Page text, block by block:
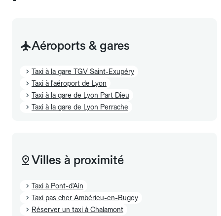
Aéroports & gares
Taxi à la gare TGV Saint-Exupéry
Taxi à l'aéroport de Lyon
Taxi à la gare de Lyon Part Dieu
Taxi à la gare de Lyon Perrache
Villes à proximité
Taxi à Pont-d'Ain
Taxi pas cher Ambérieu-en-Bugey
Réserver un taxi à Chalamont